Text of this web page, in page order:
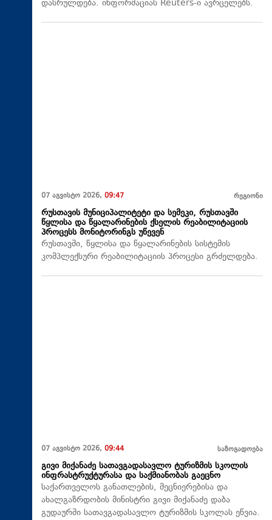
დასრულდება. ინფორმაციას Reuters-ი ავრცელებს.
07 აგვისტო 2026, 09:47 რეგიონი
რუსთავის მუნიციპალიტეტი და სემეკი, რუსთავში
წყლისა და წყალარინების ქსელის რეაბილიტაციის
პროცესს მონიტორინგს უწევენ
რუსთავში, წყლისა და წყალარინების სისტემის
კომპლექსური რეაბილიტაციის პროცესი გრძელდება.
07 აგვისტო 2026, 09:44 საზოგადოება
გივი მიქანაძე სათავგადასავლო ტურიზმის სკოლის
ინფრასტრუქტურასა და საქმიანობას გაეცნო
საქართველოს განათლების, მეცნიერებისა და
ახალგაზრდობის მინისტრი გივი მიქანაძე დაბა
გუდაურში სათავგადასავლო ტურიზმის სკოლას ეწვია.